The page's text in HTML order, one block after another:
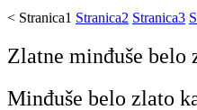
< Stranica1 Stranica2 Stranica3
Zlatne minđuše belo
Minđuše belo zlato